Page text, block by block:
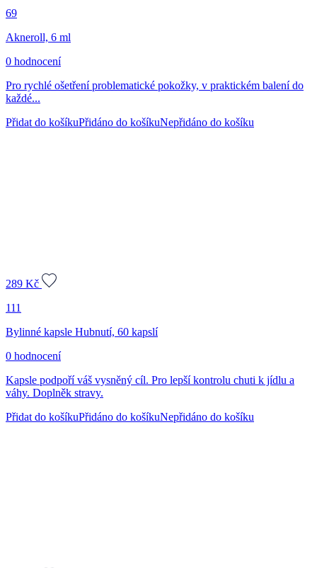
69
Akneroll, 6 ml
0 hodnocení
Pro rychlé ošetření problematické pokožky, v praktickém balení do
každé...
Přidat do košíkuPřidáno do košíkuNepřidáno do košíku
289 Kč
111
Bylinné kapsle Hubnutí, 60 kapslí
0 hodnocení
Kapsle podpoří váš vysněný cíl. Pro lepší kontrolu chuti k jídlu a
váhy. Doplněk stravy.
Přidat do košíkuPřidáno do košíkuNepřidáno do košíku